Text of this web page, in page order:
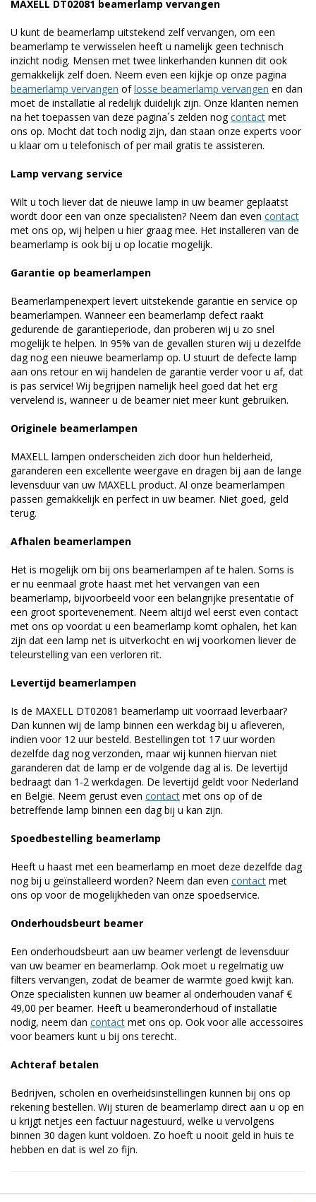
MAXELL DT02081 beamerlamp vervangen
U kunt de beamerlamp uitstekend zelf vervangen, om een
beamerlamp te verwisselen heeft u namelijk geen technisch
inzicht nodig. Mensen met twee linkerhanden kunnen dit ook
gemakkelijk zelf doen. Neem even een kijkje op onze pagina
beamerlamp vervangen oflosse beamerlamp vervangen en dan
moet de installatie al redelijk duidelijk zijn. Onze klanten nemen
na het toepassen van deze pagina´s zelden nogcontact met
ons op. Mocht dat toch nodig zijn, dan staan onze experts voor
u klaar om u telefonisch of per mail gratis te assisteren.
Lamp vervang service
Wilt u toch liever dat de nieuwe lamp in uw beamer geplaatst
wordt door een van onze specialisten? Neem dan even contact
met ons op, wij helpen u hier graag mee. Het installeren van de
beamerlamp is ook bij u op locatie mogelijk.
Garantie op beamerlampen
Beamerlampenexpert levert uitstekende garantie en service op
beamerlampen. Wanneer een beamerlamp defect raakt
gedurende de garantieperiode, dan proberen wij u zo snel
mogelijk te helpen. In 95% van de gevallen sturen wij u dezelfde
dag nog een nieuwe beamerlamp op. U stuurt de defecte lamp
aan ons retour en wij handelen de garantie verder voor u af, dat
is pas service! Wij begrijpen namelijk heel goed dat het erg
vervelend is, wanneer u de beamer niet meer kunt gebruiken.
Originele beamerlampen
MAXELL lampen onderscheiden zich door hun helderheid,
garanderen een excellente weergave en dragen bij aan de lange
levensduur van uw MAXELL product. Al onze beamerlampen
passen gemakkelijk en perfect in uw beamer. Niet goed, geld
terug.
Afhalen beamerlampen
Het is mogelijk om bij ons beamerlampen af te halen. Soms is
er nu eenmaal grote haast met het vervangen van een
beamerlamp, bijvoorbeeld voor een belangrijke presentatie of
een groot sportevenement. Neem altijd wel eerst even contact
met ons op voordat u een beamerlamp komt ophalen, het kan
zijn dat een lamp net is uitverkocht en wij voorkomen liever de
teleurstelling van een verloren rit.
Levertijd beamerlampen
Is de MAXELL DT02081 beamerlamp uit voorraad leverbaar?
Dan kunnen wij de lamp binnen een werkdag bij u afleveren,
indien voor 12 uur besteld. Bestellingen tot 17 uur worden
dezelfde dag nog verzonden, maar wij kunnen hiervan niet
garanderen dat de lamp er de volgende dag al is. De levertijd
bedraagt dan 1-2 werkdagen. De levertijd geldt voor Nederland
en België. Neem gerust even contact met ons op of de
betreffende lamp binnen een dag bij u kan zijn.
Spoedbestelling beamerlamp
Heeft u haast met een beamerlamp en moet deze dezelfde dag
nog bij u geïnstalleerd worden? Neem dan even contact met
ons op voor de mogelijkheden van onze spoedservice.
Onderhoudsbeurt beamer
Een onderhoudsbeurt aan uw beamer verlengt de levensduur
van uw beamer en beamerlamp. Ook moet u regelmatig uw
filters vervangen, zodat de beamer de warmte goed kwijt kan.
Onze specialisten kunnen uw beamer al onderhouden vanaf €
49,00 per beamer. Heeft u beameronderhoud of installatie
nodig, neem dan contact met ons op. Ook voor alle accessoires
voor beamers kunt u bij ons terecht.
Achteraf betalen
Bedrijven, scholen en overheidsinstellingen kunnen bij ons op
rekening bestellen. Wij sturen de beamerlamp direct aan u op en
u krijgt netjes een factuur nagestuurd, welke u vervolgens
binnen 30 dagen kunt voldoen. Zo hoeft u nooit geld in huis te
hebben en dat is wel zo fijn.